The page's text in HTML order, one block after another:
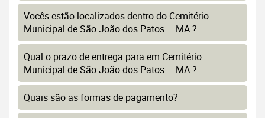
Vocês estão localizados dentro do Cemitério
Municipal de São João dos Patos – MA ?
Qual o prazo de entrega para em Cemitério
Municipal de São João dos Patos – MA ?
Quais são as formas de pagamento?